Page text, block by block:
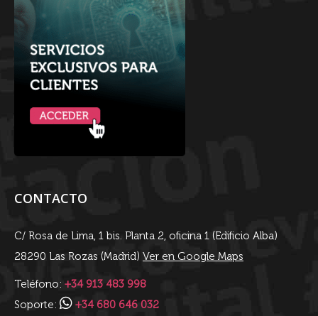
CONTACTO
C/ Rosa de Lima, 1 bis. Planta 2, oficina 1 (Edificio Alba)
28290 Las Rozas (Madrid) Ver en Google Maps
Teléfono: +34 913 483 998
Soporte:
+34 680 646 032